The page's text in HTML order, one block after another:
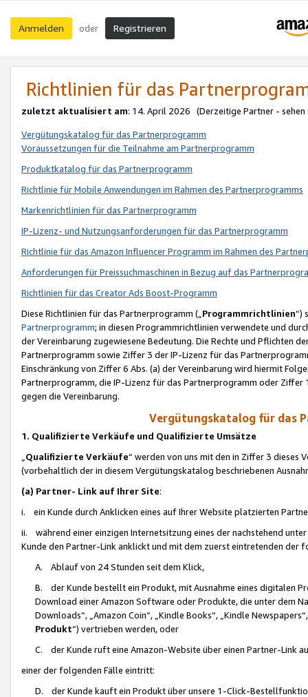
Anmelden oder Registrieren
Richtlinien für das
zuletzt aktualisiert am: 14. April 2026 (Derzeitige Partner - sehen
Vergütungskatalog für das Partnerprogramm
Voraussetzungen für die Teilnahme am Partnerprogramm
Produktkatalog für das Partnerprogramm
Richtlinie für Mobile Anwendungen im Rahmen des Partnerprogramms
Markenrichtlinien für das Partnerprogramm
IP-Lizenz- und Nutzungsanforderungen für das Partnerprogramm
Richtlinie für das Amazon Influencer Programm im Rahmen des
Anforderungen für Preissuchmaschinen in Bezug auf das
Richtlinien für das Creator Ads Boost-Programm
Diese Richtlinien für das Partnerprogramm („Programmrichtlinien“)
Partnerprogramm; in diesen Programmrichtlinien verwendete und
der Vereinbarung zugewiesene Bedeutung. Die Rechte und Pflichten
Partnerprogramm sowie Ziffer 3 der IP-Lizenz für das
Einschränkung von Ziffer 6 Abs. (a) der Vereinbarung wird hiermit
Partnerprogramm, die IP-Lizenz für das Partnerprogramm oder
gegen die Vereinbarung.
Vergütungskatalog für das
1. Qualifizierte Verkäufe und Qualifizierte Umsätze
Qualifizierte Verkäufe“ werden von uns mit den in Ziffer 3
(vorbehaltlich der in diesem Vergütungskatalog beschriebenen
(a) Partner- Link auf Ihrer Site:
i. ein Kunde durch Anklicken eines auf Ihrer Website platzierten
ii. während einer einzigen Internetsitzung eines der nachstehend
Kunde den Partner-Link anklickt und mit dem zuerst eintretenden der
A. Ablauf von 24 Stunden seit dem Klick,
B. der Kunde bestellt ein Produkt, mit Ausnahme eines digitalen
Download einer Amazon Software oder Produkte, die unter dem
Downloads“, „Amazon Coin“, „Kindle Books“, „Kindle
Produkt“) vertrieben werden, oder
C. der Kunde ruft eine Amazon-Website über einen Partner-Link
einer der folgenden Fälle eintritt:
D. der Kunde kauft ein Produkt über unsere 1-Click-